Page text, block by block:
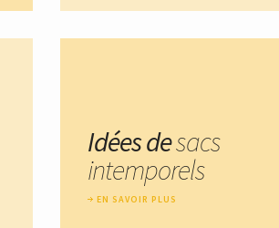
Idées desacs
intemporels
EN SAVOIR PLUS